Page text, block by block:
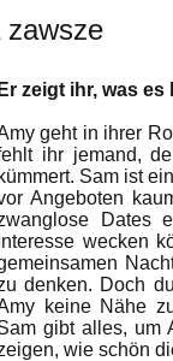
zawsze
Er zeigt ihr, was
geht in ihrer
ihr jemand,
kümmert. Sam ist
Angeboten
Dates
Interesse wecken
denken. Doch
keine Nähe
gibt alles, um
wie schön